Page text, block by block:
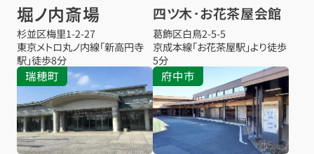
堀ノ内斎場
杉並区梅里1-2-27
東京メトロ丸ノ内線「新高円寺
駅」徒歩8分
四ツ木･お花茶屋会館
葛飾区白鳥2-5-5
京成本線「お花茶屋駅」より徒歩
5分
瑞穂町 府中市